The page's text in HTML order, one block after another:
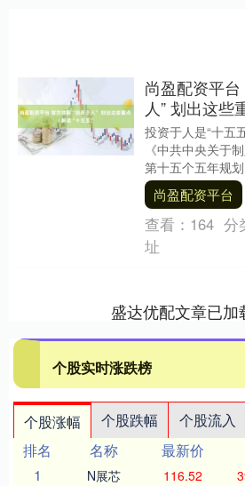
尚盈配资平
人” 划出这些
投资于人是“十五
《中共中央关于
第十五个五年规
议》）提出，坚
于物和投资于....
尚盈配资平台
查看： 164 分
址
盛达优配文章已加
个股实时涨跌榜
个股涨幅 个股跌幅 个股流入
排名
名称 最新价
1
N展芯 116.52